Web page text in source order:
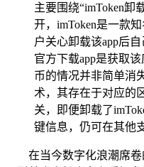
主要围绕“imToken卸
开，imToken是一款
户关心卸载该app后
官方下载app是获取
币的情况并非简单消
术，其存在于对应的
关，即便卸载了
键信息，仍可在其他
在当今数字化浪潮席